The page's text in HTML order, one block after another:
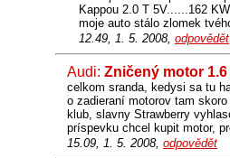
Kappou 2.0 T 5V......162
moje auto stálo zlomek
12.49, 1. 5. 2008, odpovědět
Audi: Zničený motor 1.6
celkom sranda, kedysi sa tu
o zadieraní motorov tam
klub, slavny Strawberry
príspevku chcel kupit motor,
15.09, 1. 5. 2008, odpovědět